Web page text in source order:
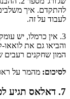
להתקדם. איך
לעבוד על זה.
3. אין כרמלו, יש
והביאו גם את
המון שחקנים רעבים
לסיכום: מהמר על
7. דאלאס תגיע לפלייאוף